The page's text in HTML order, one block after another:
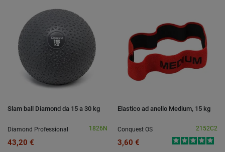
Slam ball Diamond da 15 a 30 kg
Diamond Professional 1826N
43,20 €
Elastico ad anello Medium, 15 kg
Conquest OS 2152C2
3,60 €